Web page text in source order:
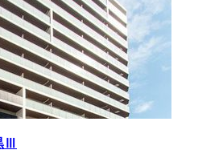
Ⅲ